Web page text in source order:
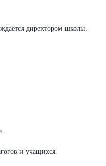
директором школы.
и учащихся.